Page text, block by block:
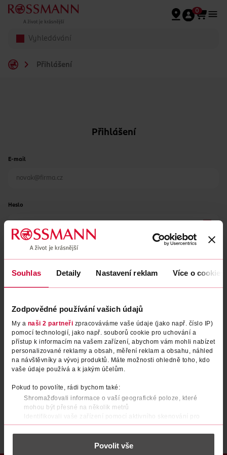
Souhlas Detaily Nastavení reklam Více o cookies
Zodpovědné používání vašich údajů
My a naši 2 partneři zpracováváme vaše údaje (jako např. číslo IP)
pomocí technologií, jako např. souborů cookie pro uchování a
přístup k informacím na vašem zařízení, abychom vám mohli nabízet
personalizované reklamy a obsah, měření reklam a obsahu, náhled
na návštěvníky a vývoj produktů. Máte možnosti ohledně toho, kdo
vaše údaje používá a k jakým účelům.
Pokud to povolíte, rádi bychom také:
Shromažďovali informace o vaší geografické poloze, které
mohou být přesné na několik metrů
Identifikovali vaše zařízení pomocí aktivního skenování pro
konkrétní charakteristiky (otisk prstu)
Zjistěte více o tom, jak zpracováváme vaše osobní údaje, a nastavte
části s podrobnostmi . Svůj souhlas můžete kdykoliv
Povolit vše
Přeskočit na hlavmní obsah
0
Přihlášení
Přihlášení
E-mail
Heslo
Zapomenuté heslo
PŘIHLÁSIT SE
Po registraci se stáváte členem ROSSMANN CLUBu a můžete čerpat výhody naplno. Zjistit více